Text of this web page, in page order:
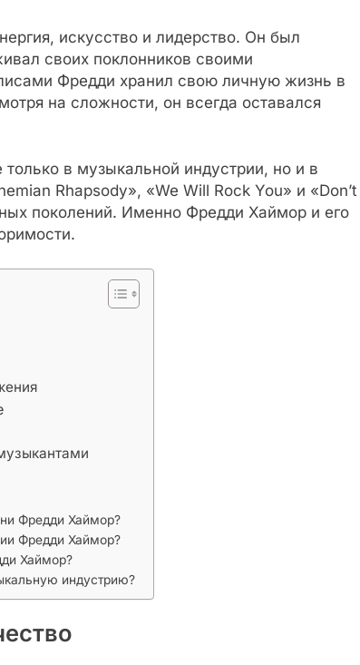
искусство и лидерство. Он был
своих поклонников своими
Фредди хранил свою личную жизнь в
на сложности, он всегда оставался
в музыкальной индустрии, но и в
Rhapsody», «We Will Rock You» и «Don’t
поколений. Именно Фредди Хаймор и его
Фредди Хаймор?
Фредди Хаймор?
Хаймор?
индустрию?